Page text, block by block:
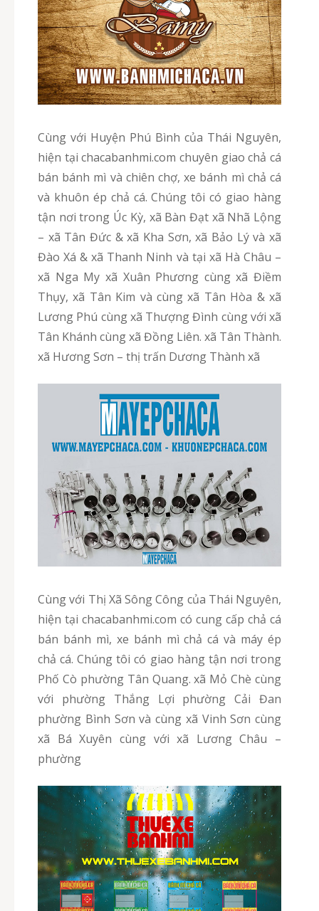
Cùng với Huyện Phú Bình của Thái Nguyên,
hiện tại chacabanhmi.com chuyên giao chả cá
bán bánh mì và chiên chợ, xe bánh mì chả cá
và khuôn ép chả cá. Chúng tôi có giao hàng
tận nơi trong Úc Kỳ, xã Bàn Đạt xã Nhã Lộng
– xã Tân Đức & xã Kha Sơn, xã Bảo Lý và xã
Đào Xá & xã Thanh Ninh và tại xã Hà Châu –
xã Nga My xã Xuân Phương cùng xã Điềm
Thụy, xã Tân Kim và cùng xã Tân Hòa & xã
Lương Phú cùng xã Thượng Đình cùng với xã
Tân Khánh cùng xã Đồng Liên. xã Tân Thành.
xã Hương Sơn – thị trấn Dương Thành xã
Cùng với Thị Xã Sông Công của Thái Nguyên,
hiện tại chacabanhmi.com có cung cấp chả cá
bán bánh mì, xe bánh mì chả cá và máy ép
chả cá. Chúng tôi có giao hàng tận nơi trong
Phố Cò phường Tân Quang. xã Mỏ Chè cùng
với phường Thắng Lợi phường Cải Đan
phường Bình Sơn và cùng xã Vinh Sơn cùng
xã Bá Xuyên cùng với xã Lương Châu –
phường